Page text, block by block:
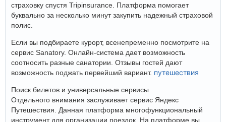
страховку спустя Tripinsurance. Платформа помогает
буквально за несколько минут закупить надежный страховой
полис.
Если вы подбираете курорт, всенепременно посмотрите на
сервис Sanatory. Онлайн-система дает возможность
соотносить разные санатории. Отзывы гостей дают
возможность поджать первейший вариант. путешествия
Поиск билетов и универсальные сервисы
Отдельного внимания заслуживает сервис Яндекс
Путешествия. Данная платформа многофункциональный
инструмент для организации поездок. На платформе вы